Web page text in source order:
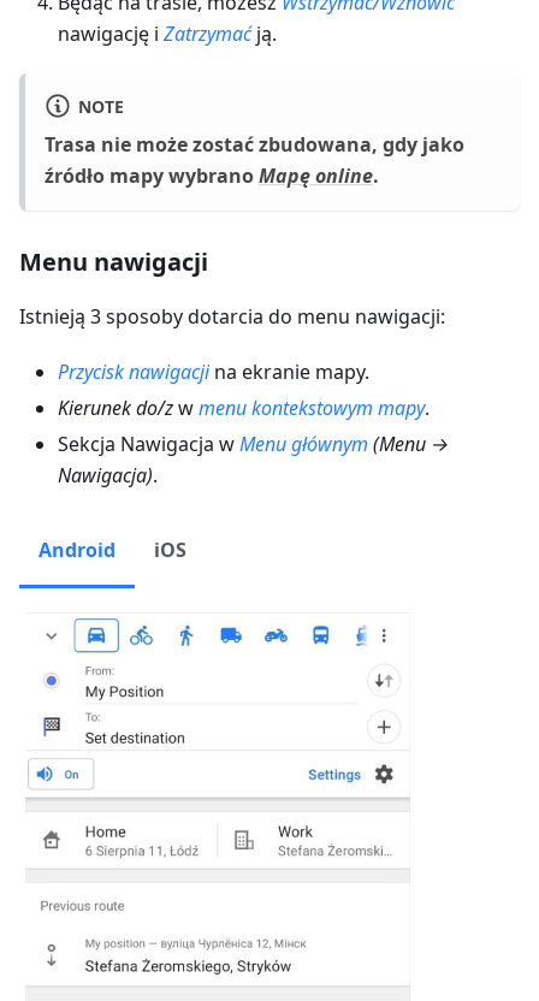
nawigację i Zatrzymaćją.
NOTE
Trasa nie może zostać zbudowana, gdy jako
źródło mapy wybranoMapę online.
Menu nawigacji
Istnieją 3 sposoby dotarcia do menu nawigacji:
Przycisk nawigacjina ekranie mapy.
Kierunek do/zwmenu kontekstowym mapy.
Sekcja Nawigacja wMenu głównym (Menu →
Nawigacja).
Android iOS